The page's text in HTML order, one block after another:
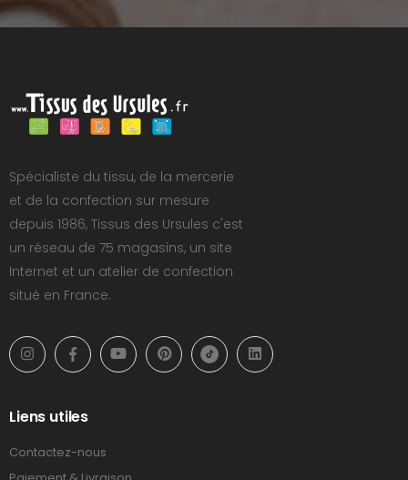
Spécialiste du tissu, de la mercerie
et de la confection sur mesure
depuis 1986, Tissus des Ursules c'est
un réseau de 75 magasins, un site
Internet et un atelier de confection
situé en France.
Liens utiles
Contactez-nous